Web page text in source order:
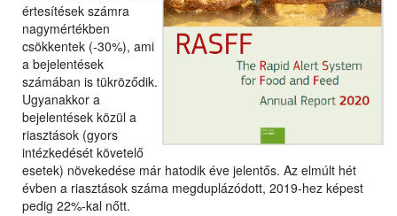
értesítések számra
nagymértékben
csökkentek (-30%), ami
a bejelentések
számában is tükröződik.
Ugyanakkor a
bejelentések közül a
riasztások (gyors
intézkedését követelő
esetek) növekedése már hatodik éve jelentős. Az elmúlt hét
évben a riasztások száma megduplázódott, 2019-hez képest
pedig 22%-kal nőtt.